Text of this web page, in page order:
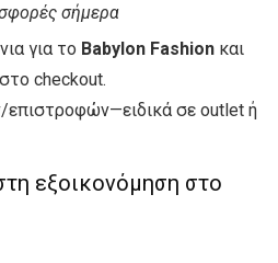
σήμερα
για το Babylon Fashion και
checkout.
επιστροφών—ειδικά σε outlet ή
εξοικονόμηση στο